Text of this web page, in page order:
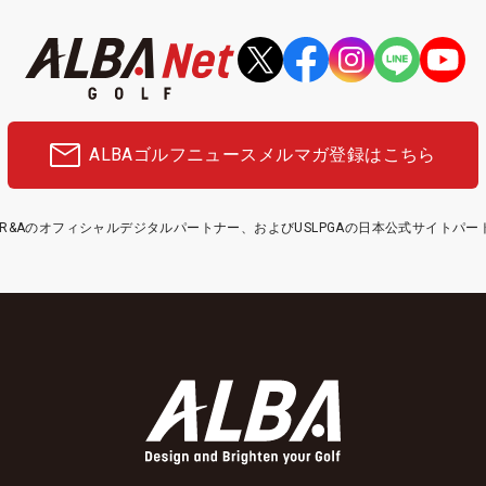
ALBAゴルフニュース メルマガ登録はこちら
のオフィシャルデジタルパートナー、およびUSLPGAの日本公式サイトパー